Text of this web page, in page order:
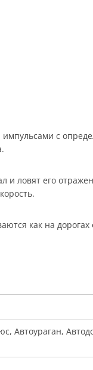
импульсами с
и ловят его
как на
Автоураган,